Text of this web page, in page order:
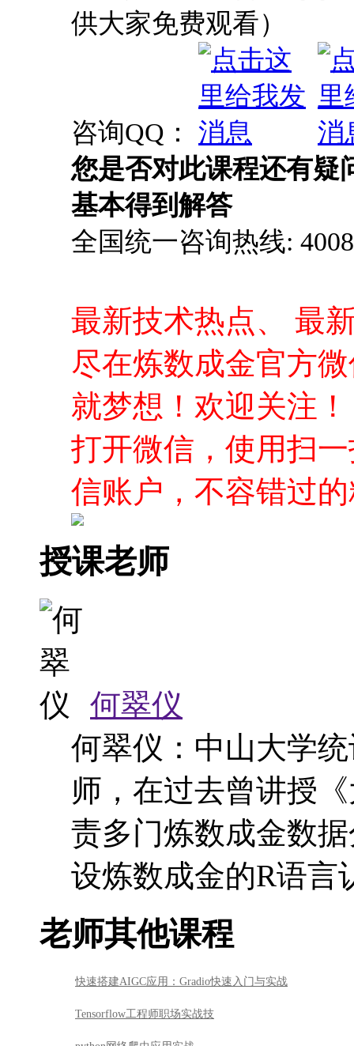
供大家免费观看）
咨询QQ：
您是否对此课程还有疑
基本得到解答
全国统一咨询热线:
最新技术热点、 最
尽在炼数成金官方
就梦想！欢迎关注！
打开微信，使用扫
信账户，不容错过
授课老师
何翠仪
何翠仪：中山大学
师，在过去曾讲授
责多门炼数成金数
设炼数成金的R语言
老师其他课程
快速搭建AIGC应用：Gradio快速入门与实战
Tensorflow工程师职场实战技